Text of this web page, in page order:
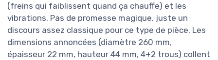
(freins qui faiblissent quand ça chauffe) et les
vibrations. Pas de promesse magique, juste un
discours assez classique pour ce type de pièce. Les
dimensions annoncées (diamètre 260 mm,
épaisseur 22 mm, hauteur 44 mm, 4+2 trous) collent